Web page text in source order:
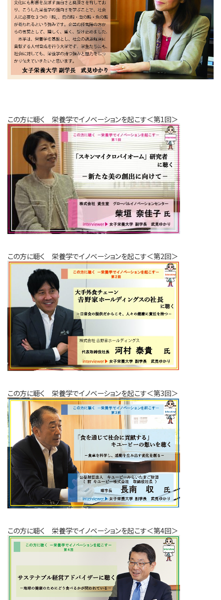
この方に聴く 栄養学でイノベーションを起こす＜第1回＞
この方に聴く 栄養学でイノベーションを起こす＜第2回＞
この方に聴く 栄養学でイノベーションを起こす＜第3回＞
この方に聴く 栄養学でイノベーションを起こす＜第4回＞